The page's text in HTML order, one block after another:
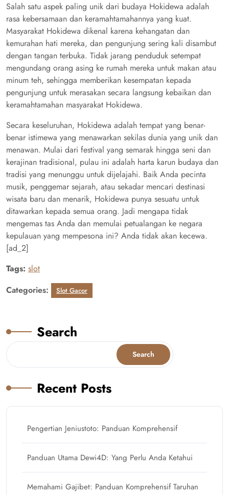
Salah satu aspek paling unik dari budaya Hokidewa adalah
rasa kebersamaan dan keramahtamahannya yang kuat.
Masyarakat Hokidewa dikenal karena kehangatan dan
kemurahan hati mereka, dan pengunjung sering kali disambut
dengan tangan terbuka. Tidak jarang penduduk setempat
mengundang orang asing ke rumah mereka untuk makan atau
minum teh, sehingga memberikan kesempatan kepada
pengunjung untuk merasakan secara langsung kebaikan dan
keramahtamahan masyarakat Hokidewa.
Secara keseluruhan, Hokidewa adalah tempat yang benar-
benar istimewa yang menawarkan sekilas dunia yang unik dan
menawan. Mulai dari festival yang semarak hingga seni dan
kerajinan tradisional, pulau ini adalah harta karun budaya dan
tradisi yang menunggu untuk dijelajahi. Baik Anda pecinta
musik, penggemar sejarah, atau sekadar mencari destinasi
wisata baru dan menarik, Hokidewa punya sesuatu untuk
ditawarkan kepada semua orang. Jadi mengapa tidak
mengemas tas Anda dan memulai petualangan ke negara
kepulauan yang mempesona ini? Anda tidak akan kecewa.
[ad_2]
Tags: slot
Categories:
Slot Gacor
Search
Search
Recent Posts
Pengertian Jeniustoto: Panduan Komprehensif
Panduan Utama Dewi4D: Yang Perlu Anda Ketahui
Memahami Gajibet: Panduan Komprehensif Taruhan